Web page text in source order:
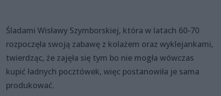
Śladami Wisławy Szymborskiej, która w latach 60-70
rozpoczęła swoją zabawę z kolażem oraz wyklejankami,
twierdząc, że zajęła się tym bo nie mogła wówczas
kupić ładnych pocztówek, więc postanowiła je sama
produkować.